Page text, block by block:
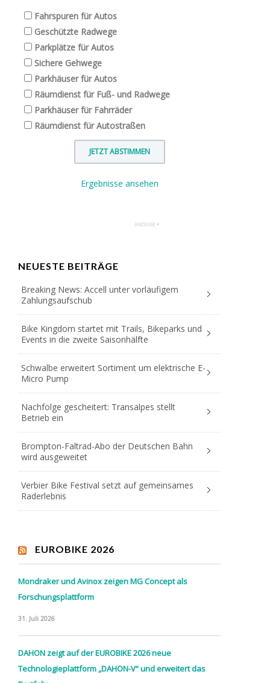
Fahrspuren für Autos
Geschützte Radwege
Parkplätze für Autos
Sichere Gehwege
Parkhäuser für Autos
Räumdienst für Fuß- und Radwege
Parkhäuser für Fahrräder
Räumdienst für Autostraßen
Ergebnisse ansehen
NEUESTE BEITRÄGE
Breaking News: Accell unter vorläufigem
Zahlungsaufschub
Bike Kingdom startet mit Trails, Bikeparks und
Events in die zweite Saisonhälfte
Schwalbe erweitert Sortiment um elektrische E-
Micro Pump
Nachfolge gescheitert: Transalpes stellt
Betrieb ein
Brompton-Faltrad-Abo der Deutschen Bahn
wird ausgeweitet
Verbier Bike Festival setzt auf gemeinsames
Raderlebnis
EUROBIKE 2026
Mondraker und Avinox zeigen MG Concept als
Forschungsplattform
31. Juli 2026
DAHON zeigt auf der EUROBIKE 2026 neue
Technologieplattform „DAHON-V“ und erweitert das